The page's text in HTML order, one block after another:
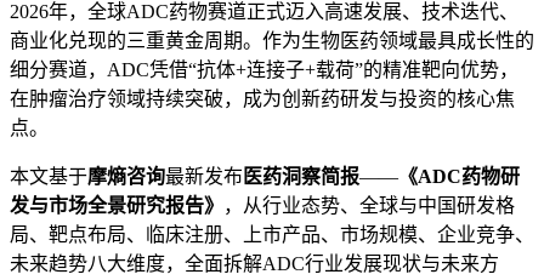
2026年，全球ADC药物赛道正式迈入高速发展、技术迭代、
商业化兑现的三重黄金周期。作为生物医药领域最具成长性的
细分赛道，ADC凭借“抗体+连接子+载荷”的精准靶向优势，
在肿瘤治疗领域持续突破，成为创新药研发与投资的核心焦
点。
本文基于摩熵咨询最新发布 医药洞察简报—— 《ADC药物研
发与市场全景研究报告》 ，从行业态势、全球与中国研发格
局、靶点布局、临床注册、上市产品、市场规模、企业竞争、
未来趋势八大维度，全面拆解ADC行业发展现状与未来方